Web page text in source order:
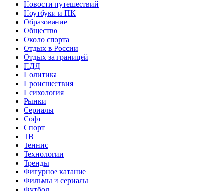
Новости путешествий
Ноутбуки и ПК
Образование
Общество
Около спорта
Отдых в России
Отдых за границей
ПДД
Политика
Происшествия
Психология
Рынки
Сериалы
Софт
Спорт
ТВ
Теннис
Технологии
Тренды
Фигурное катание
Фильмы и сериалы
Футбол